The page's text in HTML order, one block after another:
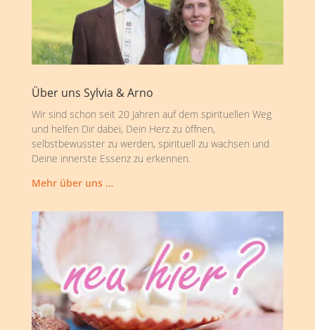
Über uns Sylvia & Arno
Wir sind schon seit 20 Jahren auf dem spirituellen Weg
und helfen Dir dabei, Dein Herz zu öffnen,
selbstbewusster zu werden, spirituell zu wachsen und
Deine innerste Essenz zu erkennen.
Mehr über uns …